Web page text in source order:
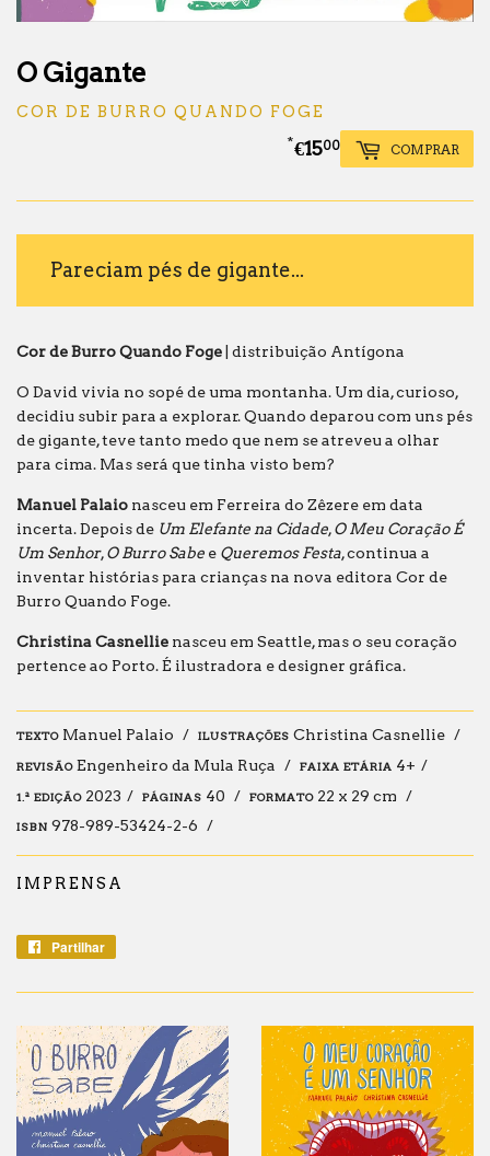
O Gigante
COR DE BURRO QUANDO FOGE
* COMPRAR
€1500 €15.00
Pareciam pés de gigante...
Cor de Burro Quando Foge | distribuição Antígona
O David vivia no sopé de uma montanha. Um dia, curioso,
decidiu subir para a explorar. Quando deparou com uns pés
de gigante, teve tanto medo que nem se atreveu a olhar
para cima. Mas será que tinha visto bem?
Manuel Palaio nasceu em Ferreira do Zêzere em data
incerta. Depois de Um Elefante na Cidade,O Meu Coração É
Um Senhor,O Burro Sabe e Queremos Festa, continua a
inventar histórias para crianças na nova editora Cor de
Burro Quando Foge.
Christina Casnellie nasceu em Seattle, mas o seu coração
pertence ao Porto. É ilustradora e designer gráfica.
TEXTO Manuel Palaio ILUSTRAÇÕES Christina Casnellie
REVISÃO Engenheiro da Mula Ruça FAIXA ETÁRIA 4+
1.ª EDIÇÃO 2023 PÁGINAS 40 FORMATO 22 x 29 cm
ISBN 978-989-53424-2-6
IMPRENSA
Partilhar
Facebook